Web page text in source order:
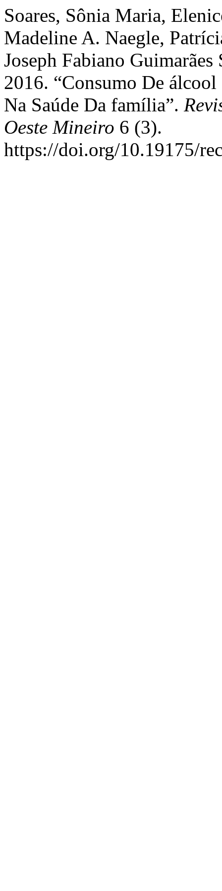
Soares, Sônia Maria,
Madeline A. Naegle,
Joseph Fabiano
2016. “Consumo De
Na Saúde Da família”.
Oeste Mineiro 6 (3).
https://doi.org/10.19175/